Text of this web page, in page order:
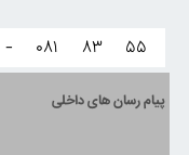
۰۸۱ ۸۳ ۵۵
پیام رسان های داخلی